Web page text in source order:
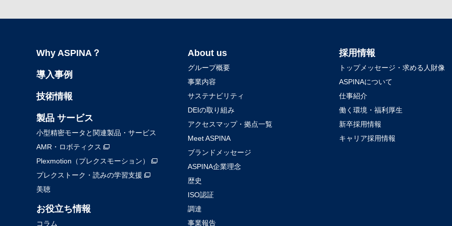
Why ASPINA？
導入事例
技術情報
製品 サービス
小型精密モータと関連製品・サービス
AMR・ロボティクス
Plexmotion（プレクスモーション）
プレクストーク・読みの学習支援
美聴
お役立ち情報
コラム
About us
グループ概要
事業内容
サステナビリティ
DEIの取り組み
アクセスマップ・拠点一覧
Meet ASPINA
ブランドメッセージ
ASPINA企業理念
歴史
ISO認証
調達
事業報告
採用情報
トップメッセージ・求める人財像
ASPINAについて
仕事紹介
働く環境・福利厚生
新卒採用情報
キャリア採用情報